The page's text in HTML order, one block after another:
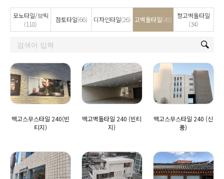
모노타일/브릭
(118)
점토타일(66) 디자인타일(26) 고벽돌타일(45)
청고벽돌타일
(34)
백고스무스타일 240(빈
티지)
백고벽돌타일 240 (빈티
지)
백고스무스타일 240 (신
품)